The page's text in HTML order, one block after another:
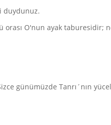
duydunuz.
orası O'nun ayak taburesidir;
günümüzde Tanrı´nın